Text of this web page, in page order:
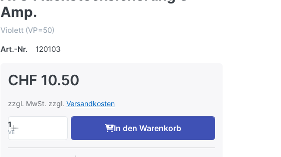
Amp.
Violett (VP=50)
Art.-Nr.
120103
CHF 10.50
zzgl. MwSt. zzgl. Versandkosten
1
VE In den Warenkorb